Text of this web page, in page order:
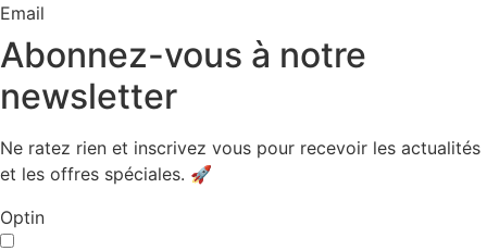
Email
Abonnez-vous à notre
newsletter
Ne ratez rien et inscrivez vous pour recevoir les actualités
et les offres spéciales. 🚀​
Optin